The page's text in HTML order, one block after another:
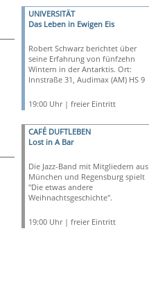
UNIVERSITÄT
Das Leben in Ewigen Eis
Robert Schwarz berichtet über
seine Erfahrung von fünfzehn
Wintern in der Antarktis. Ort:
Innstraße 31, Audimax (AM) HS 9
19:00 Uhr | freier Eintritt
CAFÉ DUFTLEBEN
Lost in A Bar
Die Jazz-Band mit Mitgliedern aus
München und Regensburg spielt
"Die etwas andere
Weihnachtsgeschichte".
19:00 Uhr | freier Eintritt